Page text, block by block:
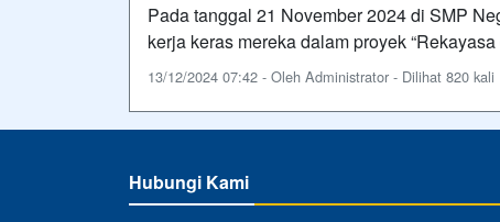
Pada tanggal 21 November 2024 di SMP
kerja keras mereka dalam proyek
13/12/2024 07:42 - Oleh Administrator - Dilihat 820 kali
Hubungi Kami